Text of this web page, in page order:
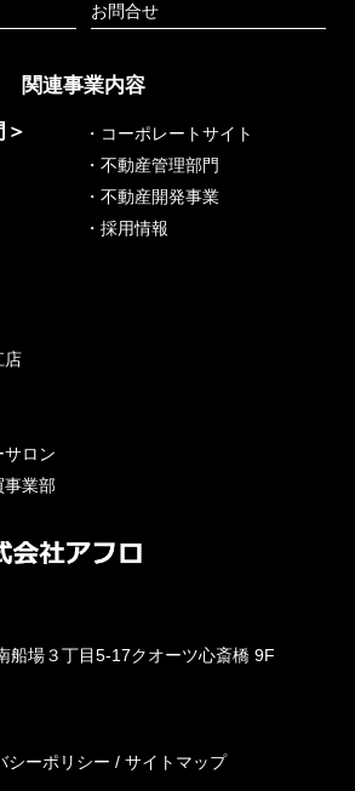
お問合せ
関連事業内容
店
ロン
業部
・コーポレートサイト
・不動産管理部門
・不動産開発事業
・採用情報
船場３丁目5-17クオーツ心斎橋 9F
シーポリシー / サイトマップ